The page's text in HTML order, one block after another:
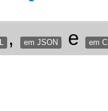
, em JSON e em